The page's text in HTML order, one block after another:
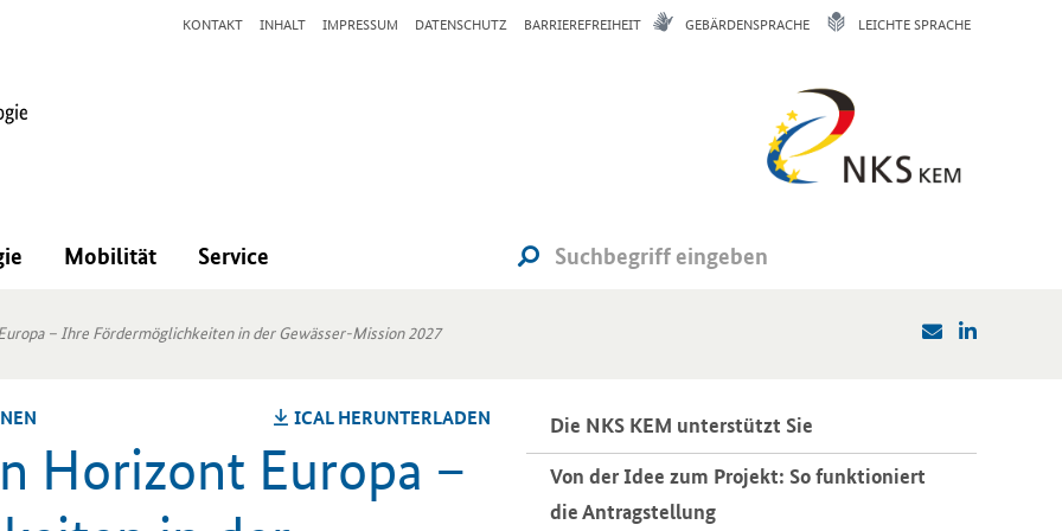
KONTAKT INHALT IMPRESSUM DATENSCHUTZ BARRIEREFREIHEIT GEBÄRDENSPRACHE LEICHTE SPRACHE
Mobilität Service
– Ihre Fördermöglichkeiten in der Gewässer-Mission 2027
ICAL HER­UN­TER­LA­DEN
Ho­ri­zont Eu­ro­pa –
Die NKS KEM un­ter­stützt Sie
Von der Idee zum Pro­jekt: So funk­tio­niert
die An­trag­stel­lung